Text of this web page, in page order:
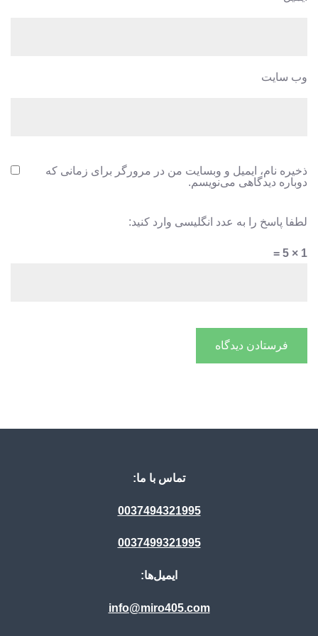
وب‌ سایت
ذخیره نام، ایمیل و وبسایت من در مرورگر برای زمانی که
دوباره دیدگاهی می‌نویسم.
لطفا پاسخ را به عدد انگلیسی وارد کنید:
1 × 5 =
تماس با ما:
0037494321995
0037499321995
ایمیل‌ها:
info@miro405.com